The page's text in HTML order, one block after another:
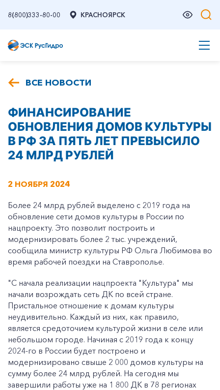
8(800)333-80-00 КРАСНОЯРСК
ВСЕ НОВОСТИ
ФИНАНСИРОВАНИЕ
ОБНОВЛЕНИЯ ДОМОВ КУЛЬТУРЫ
В РФ ЗА ПЯТЬ ЛЕТ ПРЕВЫСИЛО
24 МЛРД РУБЛЕЙ
2 НОЯБРЯ 2024
Более 24 млрд рублей выделено с 2019 года на
обновление сети домов культуры в России по
нацпроекту. Это позволит построить и
модернизировать более 2 тыс. учреждений,
сообщила министр культуры РФ Ольга Любимова во
время рабочей поездки на Ставрополье.
"С начала реализации нацпроекта "Культура" мы
начали возрождать сеть ДК по всей стране.
Пристальное отношение к домам культуры
неудивительно. Каждый из них, как правило,
является средоточием культурой жизни в селе или
небольшом городе. Начиная с 2019 года к концу
2024-го в России будет построено и
модернизировано свыше 2 000 домов культуры на
сумму более 24 млрд рублей. На сегодня мы
завершили работы уже на 1 800 ДК в 78 регионах